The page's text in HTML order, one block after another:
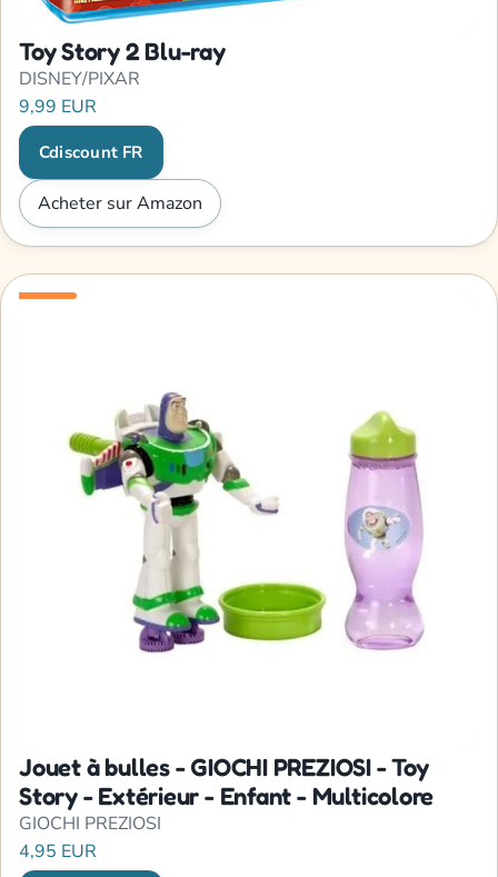
Toy Story 2 Blu-ray
DISNEY/PIXAR
9,99 EUR
Cdiscount FR
Acheter sur Amazon
Jouet à bulles - GIOCHI PREZIOSI - Toy
Story - Extérieur - Enfant - Multicolore
GIOCHI PREZIOSI
4,95 EUR